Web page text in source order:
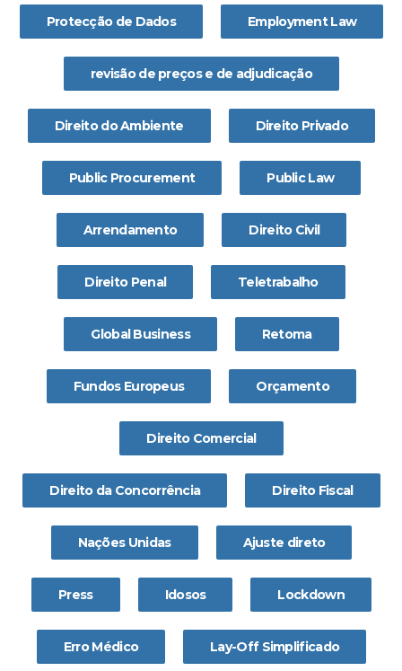
Protecção de Dados Employment Law
revisão de preços e de adjudicação
Direito do Ambiente Direito Privado
Public Procurement Public Law
Arrendamento Direito Civil
Direito Penal Teletrabalho
Global Business Retoma
Fundos Europeus Orçamento
Direito Comercial
Direito da Concorrência Direito Fiscal
Nações Unidas Ajuste direto
Press Idosos Lockdown
Erro Médico Lay-Off Simplificado